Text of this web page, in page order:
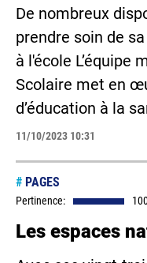
De nombreux
prendre soin de
à l'école L’équipe
Scolaire met en
d’éducation à la
11/10/2023 10:31
# PAGES
Pertinence:
Les espaces